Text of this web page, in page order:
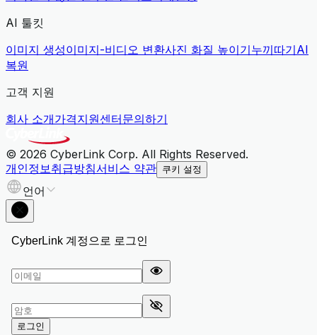
AI 툴킷
이미지 생성이미지-비디오 변환사진 화질 높이기누끼따기AI
복원
고객 지원
회사 소개가격지원센터문의하기
© 2026 CyberLink Corp. All Rights Reserved.
개인정보취급방침서비스 약관 쿠키 설정
언어